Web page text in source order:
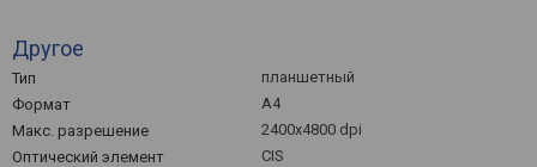
Другое
Тип
планшетный
Формат
A4
Макс. разрешение
2400x4800 dpi
Оптический элемент
CIS